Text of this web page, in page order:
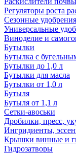
Регуляторы роста
Сезонные
Универсальные
Виноделие и
Бутылки
Бутылка с
Бутылки до 1,0 л
Бутылки для масла
Бутылки от 1,0 л
Бутыля
Бутыля от 1,1 л
Сетки-авоськи
Дробилки, пресс,
Ингридиенты,
Крышки винные и
Гидрозатворы